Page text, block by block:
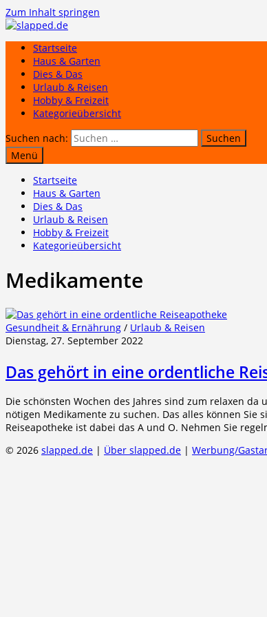
Zum Inhalt springen
Startseite
Haus & Garten
Dies & Das
Urlaub & Reisen
Hobby & Freizeit
Kategorieübersicht
Suchen nach:
Menü
Startseite
Haus & Garten
Dies & Das
Urlaub & Reisen
Hobby & Freizeit
Kategorieübersicht
Medikamente
Gesundheit & Ernährung / Urlaub & Reisen
Dienstag, 27. September 2022
Das gehört in eine ordentliche
Die schönsten Wochen des Jahres sind zum relaxen
nötigen Medikamente zu suchen. Das alles können
Reiseapotheke ist dabei das A und O. Nehmen Sie
© 2026 slapped.de | Über slapped.de | Werbung/